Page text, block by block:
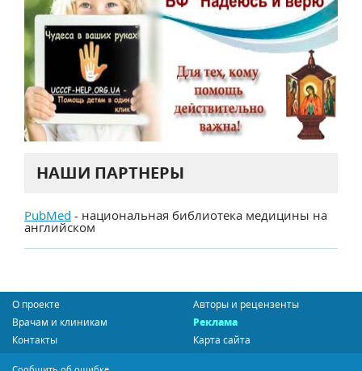
НАШИ ПАРТНЕРЫ
PubMed - национальная библиотека медицины на
английском
О проекте
Авторы и рецензенты
Врачам и клиникам
Реклама
Контакты
Карта сайта